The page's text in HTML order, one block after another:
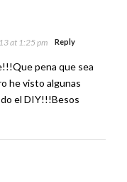
at 1:25 pm Reply
pena que sea
he visto algunas
el DIY!!!Besos